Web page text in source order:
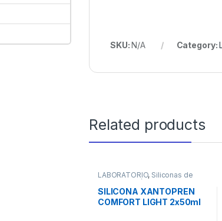
SKU:N/A Category:
Related products
LABORATORIO, Siliconas de
Condensación de Laboratorio
SILICONA XANTOPREN
COMFORT LIGHT 2x50ml